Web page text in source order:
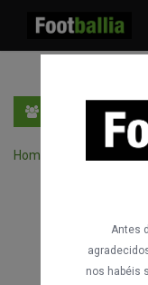
Home
Antes
nos habéis